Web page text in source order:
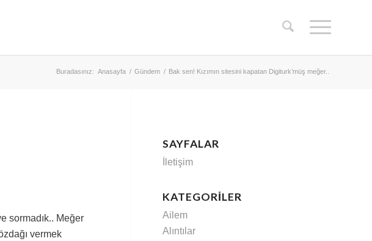
Buradasınız: Anasayfa / Gündem / Bak sen! Kızımın sitesini kapatan Digiturk’müş meğer..
sormadık.. Meğer
vermek
SAYFALAR
İletişim
KATEGORILER
Ailem
Alıntılar